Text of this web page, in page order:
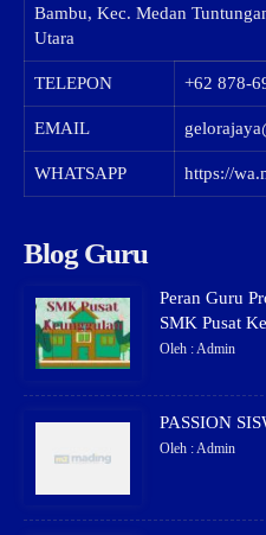
Bambu, Kec. Medan
Utara
TELEPON +62 878-
EMAIL
WHATSAPP https://
Blog Guru
Peran Guru
SMK Pusat
Oleh : Admin
PASSION
Oleh : Admin